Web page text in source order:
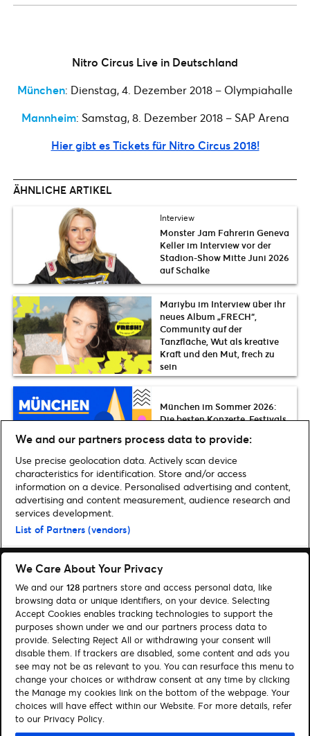
Nitro Circus Live in Deutschland
München: Dienstag, 4. Dezember 2018 – Olympiahalle
Mannheim: Samstag, 8. Dezember 2018 – SAP Arena
Hier gibt es Tickets für Nitro Circus 2018!
ÄHNLICHE ARTIKEL
Interview
Monster Jam Fahrerin Geneva
Keller im Interview vor der
Stadion-Show Mitte Juni 2026
auf Schalke
Mariybu im Interview über ihr
neues Album „FRECH“,
Community auf der
Tanzfläche, Wut als kreative
Kraft und den Mut, frech zu
sein
München im Sommer 2026:
Die besten Konzerte, Festivals,
Highlights
Home»Sport»Nitro Circus-Star Travis Pastrana im Interview
Suchen
Cookie-Einwilligungstool
Autor*innen
Kontakt
Impressum
Tickets
Folge uns:
We and our partners process data to provide:
Use precise geolocation data. Actively scan device
characteristics for identification. Store and/or access
information on a device. Personalised advertising and content,
advertising and content measurement, audience research and
services development.
List of Partners (vendors)
We Care About Your Privacy
We and our 128 partners store and access personal data, like
browsing data or unique identifiers, on your device. Selecting
Accept Cookies enables tracking technologies to support the
purposes shown under we and our partners process data to
provide. Selecting Reject All or withdrawing your consent will
disable them. If trackers are disabled, some content and ads you
see may not be as relevant to you. You can resurface this menu to
change your choices or withdraw consent at any time by clicking
the Manage my cookies link on the bottom of the webpage. Your
choices will have effect within our Website. For more details, refer
to our Privacy Policy.